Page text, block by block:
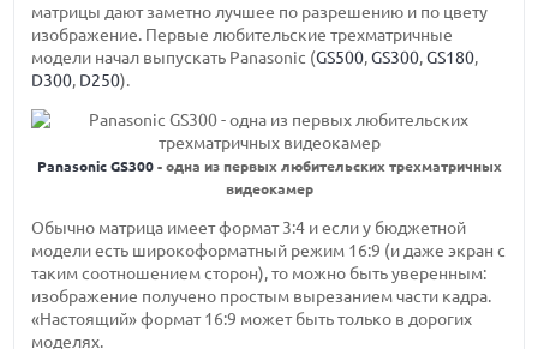
матрицы дают заметно лучшее по разрешению и по цвету
изображение. Первые любительские трехматричные
модели начал выпускать Panasonic (GS500,GS300,GS180,
D300, D250).
Panasonic GS300- одна из первых любительских трехматричных
видеокамер
Обычно матрица имеет формат 3:4 и если у бюджетной
модели есть широкоформатный режим 16:9 (и даже экран с
таким соотношением сторон), то можно быть уверенным:
изображение получено простым вырезанием части кадра.
«Настоящий» формат 16:9 может быть только в дорогих
моделях.